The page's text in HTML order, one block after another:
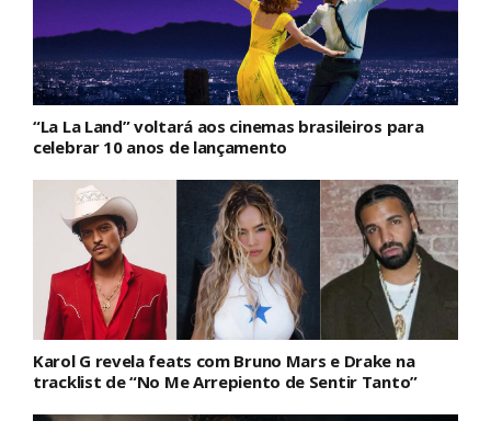
“La La Land” voltará aos cinemas brasileiros para
celebrar 10 anos de lançamento
Karol G revela feats com Bruno Mars e Drake na
tracklist de “No Me Arrepiento de Sentir Tanto”